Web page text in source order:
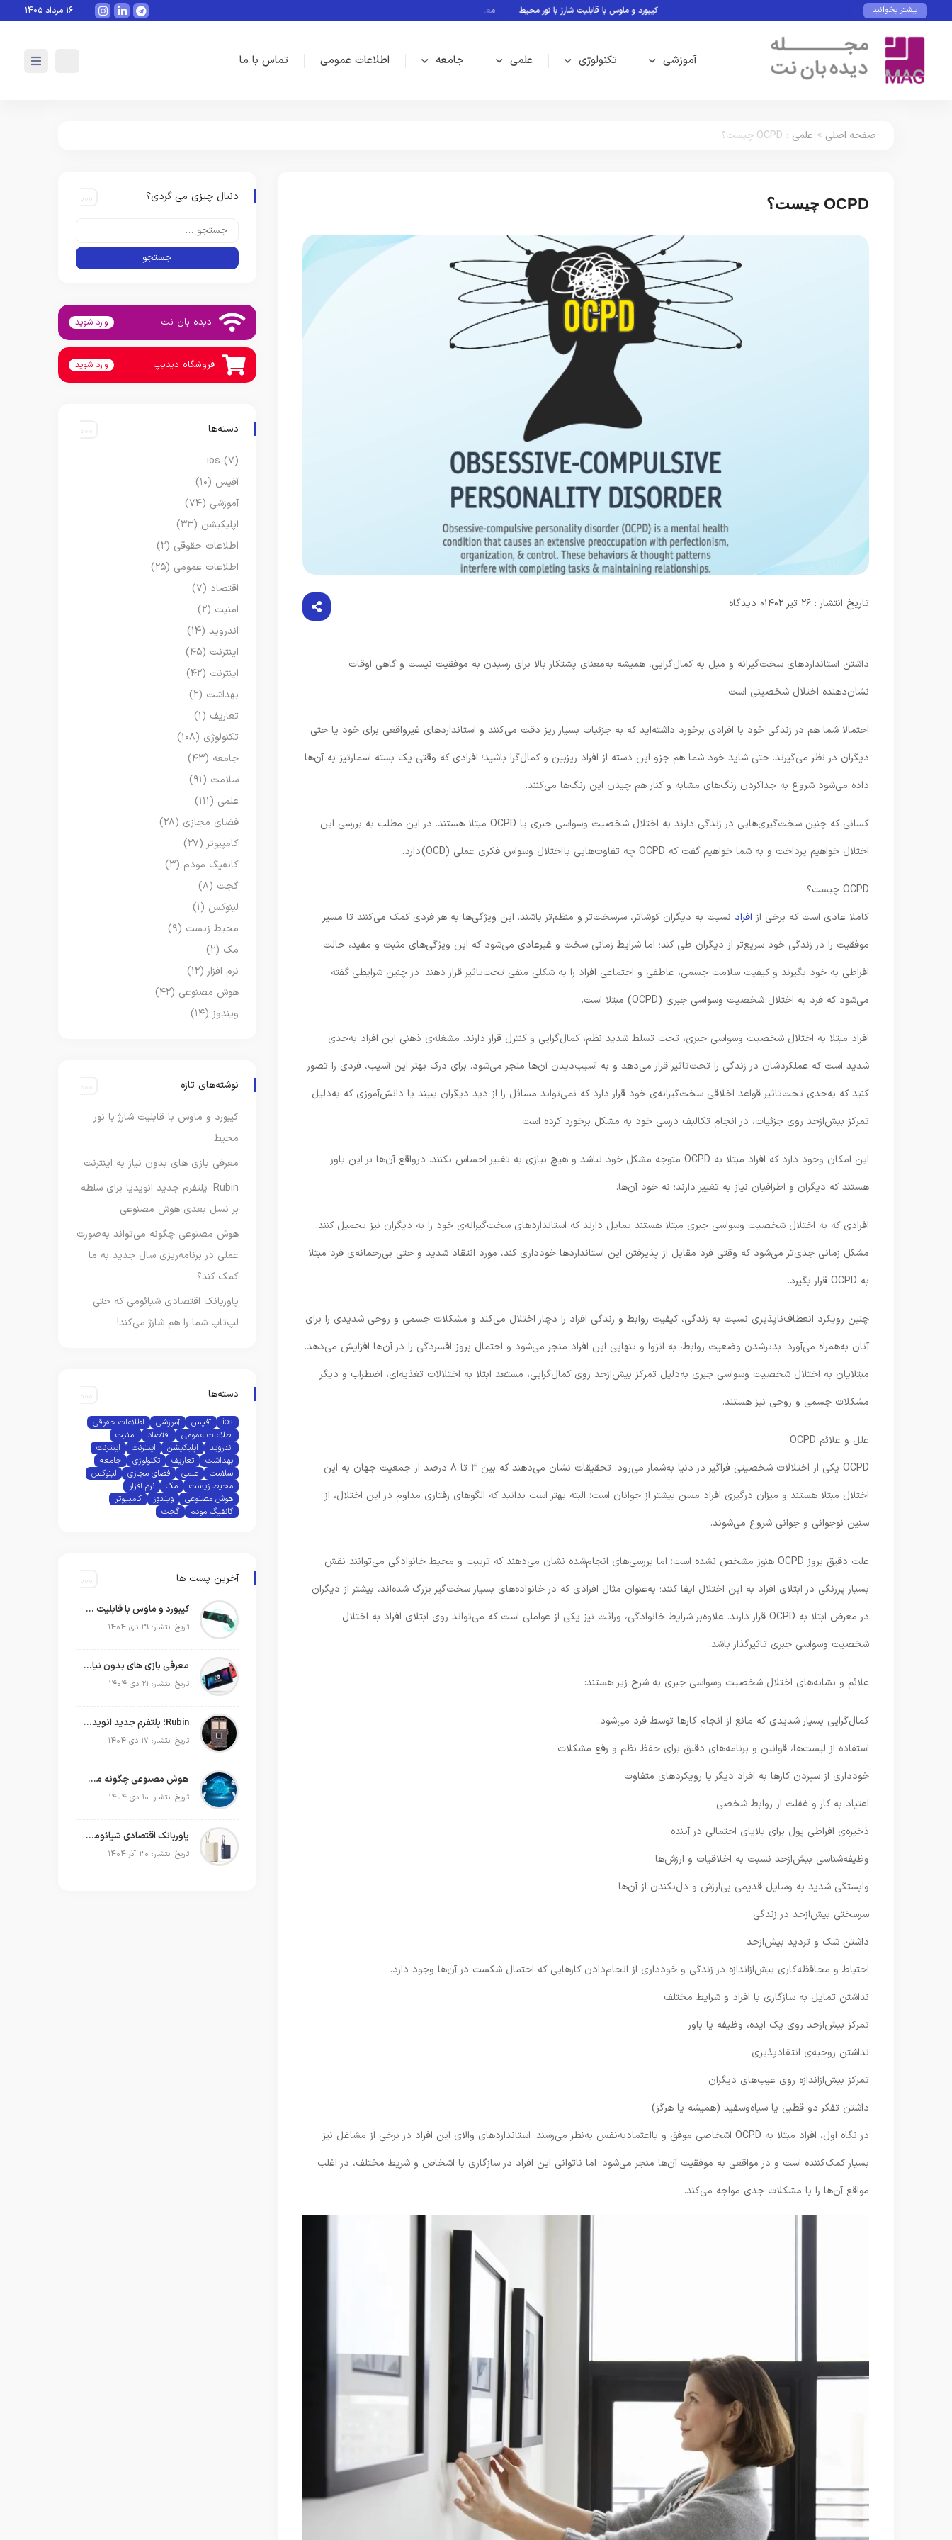
بیشتر بخوانید کیبورد و ماوس با قابلیت شارژ با نور محیط معرفی بازی های بدون نیاز به اینترنت هوش مصنوعی چگونه می‌تواند
۱۶ مرداد ۱۴۰۵
آموزشی تکنولوژی علمی جامعه اطلاعات عمومی تماس با ما
صفحه اصلی > علمی : OCPD چیست؟
OCPD چیست؟
تاریخ انتشار : ۲۶ تیر ۱۴۰۲ ۰ دیدگاه
داشتن استانداردهای سخت‌گیرانه و میل به کمال‌گرایی، همیشه به‌معنای پشتکار بالا برای رسیدن به موفقیت نیست و گاهی اوقات
نشان‌دهنده اختلال شخصیتی است.
احتمالا شما هم در زندگی خود با افرادی برخورد داشته‌اید که به جزئیات بسیار ریز دقت می‌کنند و استانداردهای غیرواقعی برای خود یا حتی
دیگران در نظر می‌گیرند. حتی شاید خود شما هم جزو این دسته از افراد ریزبین و کمال‌گرا باشید؛ افرادی که وقتی یک بسته اسمارتیز به آن‌ها
داده می‌شود شروع به جداکردن رنگ‌های مشابه و کنار هم چیدن این رنگ‌ها می‌کنند.
کسانی که چنین سخت‌گیری‌هایی در زندگی دارند به اختلال شخصیت وسواسی جبری یا OCPD مبتلا هستند. در این مطلب به بررسی این
اختلال خواهیم پرداخت و به شما خواهیم گفت که OCPD چه تفاوت‌هایی با اختلال وسواس فکری عملی (OCD) دارد.
OCPD چیست؟
کاملا عادی است که برخی از افراد نسبت به دیگران کوشاتر، سرسخت‌تر و منظم‌تر باشند. این ویژگی‌ها به هر فردی کمک می‌کنند تا مسیر
موفقیت را در زندگی خود سریع‌تر از دیگران طی کند؛ اما شرایط زمانی سخت و غیرعادی می‌شود که این ویژگی‌های مثبت و مفید، حالت
افراطی به خود بگیرند و کیفیت سلامت جسمی، عاطفی و اجتماعی افراد را به شکلی منفی تحت‌تاثیر قرار دهند. در چنین شرایطی گفته
می‌شود که فرد به اختلال شخصیت وسواسی جبری (OCPD) مبتلا است.
افراد مبتلا به اختلال شخصیت وسواسی جبری، تحت تسلط شدید نظم، کمال‌گرایی و کنترل قرار دارند. مشغله‌ی ذهنی این افراد به‌حدی
شدید است که عملکردشان در زندگی را تحت‌تاثیر قرار می‌دهد و به آسیب‌دیدن آن‌ها منجر می‌شود. برای درک بهتر این آسیب، فردی را تصور
کنید که به‌حدی تحت‌تاثیر قواعد اخلاقی سخت‌گیرانه‌ی خود قرار دارد که نمی‌تواند مسائل را از دید دیگران ببیند یا دانش‌آموزی که به‌دلیل
تمرکز بیش‌ازحد روی جزئیات، در انجام تکالیف درسی خود به مشکل برخورد کرده است.
این امکان وجود دارد که افراد مبتلا به OCPD متوجه مشکل خود نباشد و هیچ نیازی به تغییر احساس نکنند. درواقع آن‌ها بر این باور
هستند که دیگران و اطرافیان نیاز به تغییر دارند؛ نه خود آن‌ها.
افرادی که به اختلال شخصیت وسواسی جبری مبتلا هستند تمایل دارند که استانداردهای سخت‌گیرانه‌ی خود را به دیگران نیز تحمیل کنند.
مشکل زمانی جدی‌تر می‌شود که وقتی فرد مقابل از پذیرفتن این استانداردها خودداری کند، مورد انتقاد شدید و حتی بی‌رحمانه‌ی فرد مبتلا
به OCPD قرار بگیرد.
چنین رویکرد انعطاف‌ناپذیری نسبت به زندگی، کیفیت روابط و زندگی افراد را دچار اختلال می‌کند و مشکلات جسمی و روحی شدیدی را برای
آنان به‌همراه می‌آورد. بدترشدن وضعیت روابط، به انزوا و تنهایی این افراد منجر می‌شود و احتمال بروز افسردگی را در آن‌ها افزایش می‌دهد.
مبتلایان به اختلال شخصیت وسواسی جبری به‌دلیل تمرکز بیش‌ازحد روی کمال‌گرایی، مستعد ابتلا به اختلالات تغذیه‌ای، اضطراب و دیگر
مشکلات جسمی و روحی نیز هستند.
علل و علائم OCPD
OCPD یکی از اختلالات شخصیتی فراگیر در دنیا به‌شمار می‌رود. تحقیقات نشان می‌دهند که بین ۳ تا ۸ درصد از جمعیت جهان به این
اختلال مبتلا هستند و میزان درگیری افراد مسن بیشتر از جوانان است؛ البته بهتر است بدانید که الگوهای رفتاری مداوم در این اختلال، از
سنین نوجوانی و جوانی شروع می‌شوند.
علت دقیق بروز OCPD هنوز مشخص نشده است؛ اما بررسی‌های انجام‌شده نشان می‌دهند که تربیت و محیط خانوادگی می‌توانند نقش
بسیار پررنگی در ابتلای افراد به این اختلال ایفا کنند؛ به‌عنوان مثال افرادی که در خانواده‌های بسیار سخت‌گیر بزرگ شده‌اند، بیشتر از دیگران
در معرض ابتلا به OCPD قرار دارند. علاوه‌بر شرایط خانوادگی، وراثت نیز یکی از عواملی است که می‌تواند روی ابتلای افراد به اختلال
شخصیت وسواسی جبری تاثیرگذار باشد.
علائم و نشانه‌های اختلال شخصیت وسواسی جبری به شرح زیر هستند:
کمال‌گرایی بسیار شدیدی که مانع از انجام کارها توسط فرد می‌شود.
استفاده از لیست‌ها، قوانین و برنامه‌های دقیق برای حفظ نظم و رفع مشکلات
خودداری از سپردن کارها به افراد دیگر با رویکردهای متفاوت
اعتیاد به کار و غفلت از روابط شخصی
ذخیره‌ی افراطی پول برای بلایای احتمالی در آینده
وظیفه‌شناسی بیش‌ازحد نسبت به اخلاقیات و ارزش‌ها
وابستگی شدید به وسایل قدیمی بی‌ارزش و دل‌نکندن از آن‌ها
سرسختی بیش‌ازحد در زندگی
داشتن شک و تردید بیش‌ازحد
احتیاط و محافظه‌کاری بیش‌از‌اندازه در زندگی و خودداری از انجام‌دادن کارهایی که احتمال شکست در آن‌ها وجود دارد.
نداشتن تمایل به سازگاری با افراد و شرایط مختلف
تمرکز بیش‌ازحد روی یک ایده، وظیفه یا باور
نداشتن روحیه‌ی انتقاد‌پذیری
تمرکز بیش‌ازاندازه روی عیب‌های دیگران
داشتن تفکر دو قطبی یا سیاه‌وسفید (همیشه یا هرگز)
در نگاه اول، افراد مبتلا به OCPD اشخاصی موفق و بااعتمادبه‌نفس به‌نظر می‌رسند. استانداردهای والای این افراد در برخی از مشاغل نیز
بسیار کمک‌کننده است و در مواقعی به موفقیت آن‌ها منجر می‌شود؛ اما ناتوانی این افراد در سازگاری با اشخاص و شریط مختلف، در اغلب
مواقع آن‌ها را با مشکلات جدی مواجه می‌کند.
دنبال چیزی می گردی؟
دیده بان نت وارد شوید
فروشگاه دیدیپ وارد شوید
دسته‌ها
ios (۷)
آفیس (۱۰)
آموزشی (۷۴)
اپلیکیشن (۳۳)
اطلاعات حقوقی (۲)
اطلاعات عمومی (۲۵)
اقتصاد (۷)
امنیت (۲)
اندروید (۱۴)
اینترنت (۴۵)
اینترنت (۴۲)
بهداشت (۲)
تعاریف (۱)
تکنولوژی (۱۰۸)
جامعه (۴۳)
سلامت (۹۱)
علمی (۱۱۱)
فضای مجازی (۲۸)
کامپیوتر(۲۷)
کانفیگ مودم (۳)
گجت (۸)
لینوکس (۱)
محیط زیست (۹)
مک (۲)
نرم افزار(۱۲)
هوش مصنوعی (۴۲)
ویندوز (۱۴)
نوشته‌های تازه
کیبورد و ماوس با قابلیت شارژ با نور
محیط
معرفی بازی های بدون نیاز به اینترنت
Rubin؛ پلتفرم جدید انویدیا برای سلطه
بر نسل بعدی هوش مصنوعی
هوش مصنوعی چگونه می‌تواند به‌صورت
عملی در برنامه‌ریزی سال جدید به ما
کمک کند؟
پاوربانک اقتصادی شیائومی که حتی
لپ‌تاپ شما را هم شارژ می‌کند!
دسته‌ها
ios آفیس آموزشی
اطلاعات حقوقی
اطلاعات عمومی
اقتصاد
امنیت
اندروید
اپلیکیشن اینترنت
اینترنت
بهداشت
تعاریف تکنولوژی
جامعه
سلامت
علمی فضای مجازی
لینوکس
محیط زیست
مک
نرم افزار
هوش مصنوعی
ویندوز
کامپیوتر
کانفیگ مودم
گجت
آخرین پست ها
کیبورد و ماوس با قابلیت شارژ با نور محیط
تاریخ انتشار: ۲۹ دی ۱۴۰۴
معرفی بازی های بدون نیاز به اینترنت
تاریخ انتشار: ۲۱ دی ۱۴۰۴
Rubin؛ پلتفرم جدید انویدیا برای سلطه بر نسل بعدی هوش مصنوعی
تاریخ انتشار: ۱۷ دی ۱۴۰۴
هوش مصنوعی چگونه می‌تواند به‌صورت عملی در برنامه‌ریزی سال جدید به ما کمک کند؟
تاریخ انتشار: ۱۰ دی ۱۴۰۴
پاوربانک اقتصادی شیائومی که حتی لپ‌تاپ شما را هم شارژ می‌کند!
تاریخ انتشار: ۳۰ آذر ۱۴۰۴